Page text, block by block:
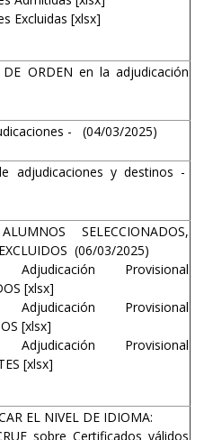
Excluidas [xlsx]
ORDEN en la adjudicación
- (04/03/2025)
adjudicaciones y destinos -
SELECCIONADOS,
(06/03/2025)
Adjudicación Provisional
[xlsx]
Adjudicación Provisional
[xlsx]
Adjudicación Provisional
[xlsx]
EL NIVEL DE IDIOMA:
sobre Certificados válidos